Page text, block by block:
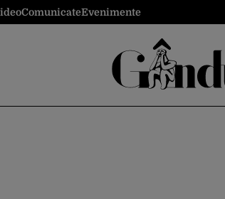
ComunicateEvenimente